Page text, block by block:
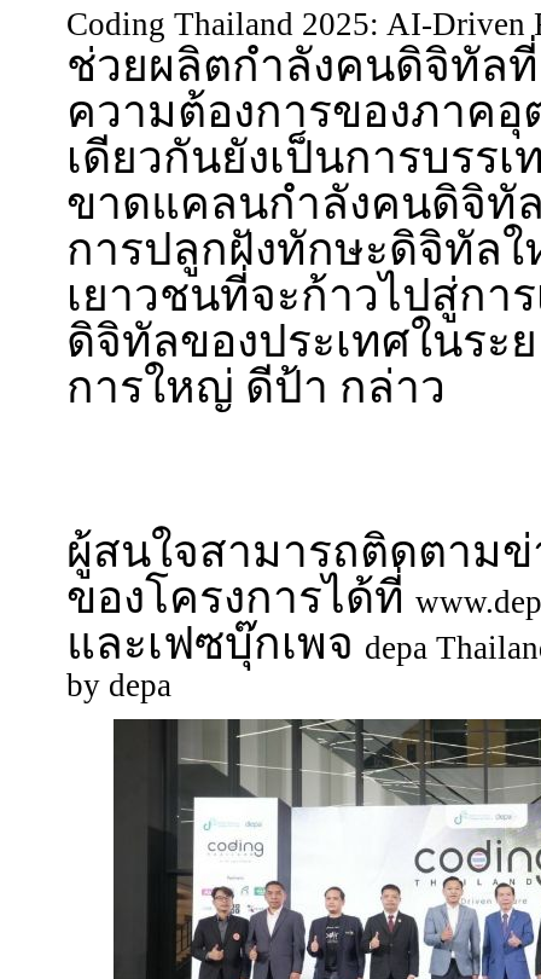
Coding Thailand 2025: AI-Driven
ช่วยผลิตกำลังคนดิจิทัล
ความต้องการของภาค
เดียวกันยังเป็นการบรร
ขาดแคลนกำลังคนดิจิทั
การปลูกฝังทักษะดิจิทัล
เยาวชนที่จะก้าวไปสู่กา
ดิจิทัลของประเทศในระ
การใหญ่ ดีป้า กล่าว
ผู้สนใจสามารถติดตาม
ของโครงการได้ที่
และเฟซบุ๊กเพจ depa
by depa